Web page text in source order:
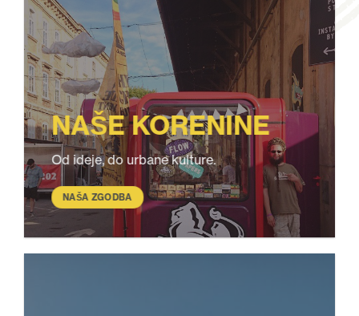
NAŠE KORENINE
Od ideje, do urbane kulture.
NAŠA ZGODBA